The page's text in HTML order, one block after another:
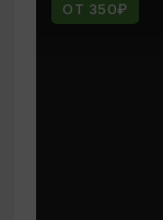
ОТ 350₽